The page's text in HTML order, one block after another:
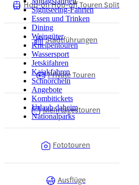
Sightseeing-Fahrten
Essen und Trinken
Dining
Weingüter
Kneipentouren
Wassersport
Jetskifahren
Kajakfahren
Schnorcheln
Angebote
Kombitickets
Urlaub daheim
Nationalparks
Hop-on Hop-off Touren Split
Stadtführungen
Private Touren
Mehrtagestouren
Fototouren
Ausflüge